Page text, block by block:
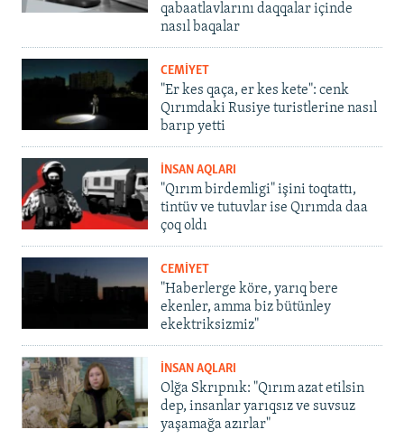
qabaatlavlarını daqqalar içinde
nasıl baqalar
CEMİYET
"Er kes qaça, er kes kete": cenk
Qırımdaki Rusiye turistlerine nasıl
barıp yetti
İNSAN AQLARI
"Qırım birdemligi" işini toqtattı,
tintüv ve tutuvlar ise Qırımda daa
çoq oldı
CEMİYET
"Haberlerge köre, yarıq bere
ekenler, amma biz bütünley
ekektriksizmiz"
İNSAN AQLARI
Olğa Skrıpnık: "Qırım azat etilsin
dep, insanlar yarıqsız ve suvsuz
yaşamağa azırlar"